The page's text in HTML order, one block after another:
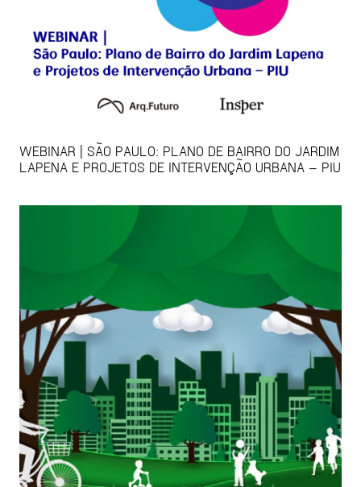
WEBINAR | SÃO PAULO: PLANO DE BAIRRO DO JARDIM
LAPENA E PROJETOS DE INTERVENÇÃO URBANA – PIU